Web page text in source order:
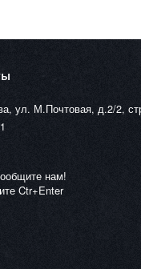
ул. М.Почтовая, д.2/2,
нам!
Ctr+Enter